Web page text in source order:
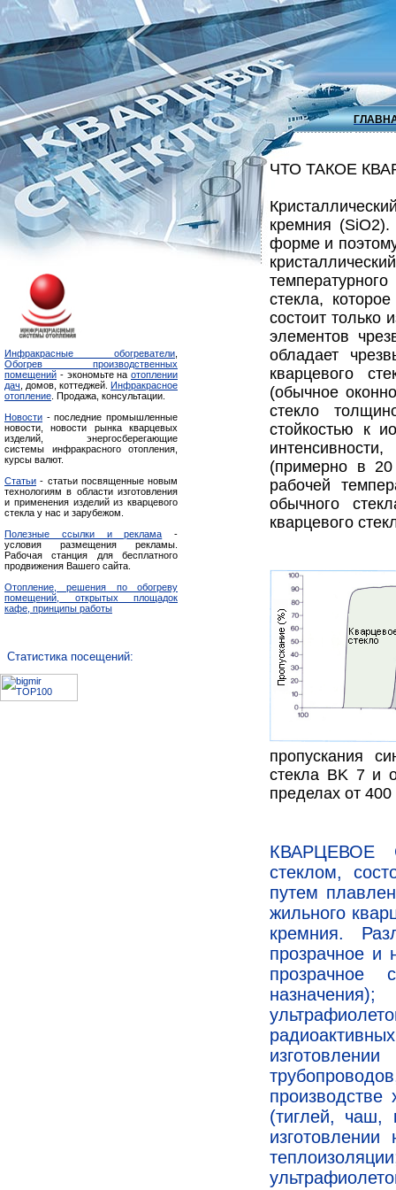
Инфракрасные обогреватели
Обогрев производственных
помещений - экономьте на отоплении
дач , домов, коттеджей. Инфракрасное
отопление . Продажа, консультации.
Новости - последние промышленные
новости, новости рынка кварцевых
изделий, энергосберегающие
системы инфракрасного отопления,
курсы валют.
Статьи - статьи посвященные новым
технологиям в области изготовления
и применения изделий из кварцевого
стекла у нас и зарубежом.
Полезные ссылки и реклама -
условия размещения рекламы.
Рабочая станция для бесплатного
продвижения Вашего сайта.
Отопление, решения по обогреву
помещений, открытых площадок
кафе, принципы работы
Статистика посещений:
ЧТО ТАКОЕ
кремния
форме и
стекла,
состоит только
элементов
обладает
кварцевого
(обычное
стекло
стойкостью к
(примерно в
рабочей
обычного
кварцевого
пропускания
стекла BK 7 и
пределах от
КВАРЦЕВОЕ
стеклом,
путем
жильного
кремния.
прозрачное и
прозрачное
(тиглей, чаш,